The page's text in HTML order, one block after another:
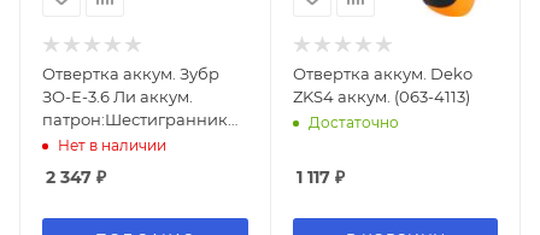
Отвертка аккум. Зубр
ЗО-Е-3.6 Ли аккум.
патрон:Шестигранник
6.35 мм (1/4) (кейс в
Нет в наличии
2 347 ₽
Отвертка аккум. Deko
ZKS4 аккум. (063-4113)
Достаточно
1 117₽